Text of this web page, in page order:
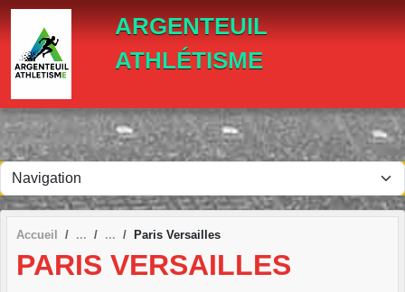
ARGENTEUIL
ATHLÉTISME
Accueil Paris Versailles
PARIS VERSAILLES
Panneau de gestion des cookies